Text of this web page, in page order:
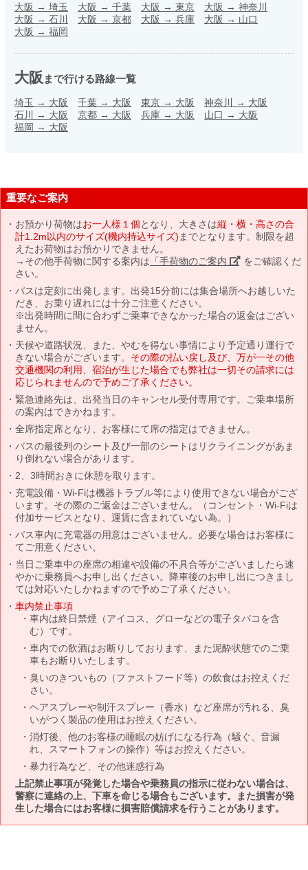
大阪 → 埼玉 大阪 → 千葉 大阪 → 東京 大阪 → 神奈川
大阪 → 石川 大阪 → 京都 大阪 → 兵庫 大阪 → 山口
大阪 → 福岡
大阪 まで行ける路線一覧
埼玉 → 大阪 千葉 → 大阪 東京 → 大阪 神奈川 → 大阪
石川 → 大阪 京都 → 大阪 兵庫 → 大阪 山口 → 大阪
福岡 → 大阪
重要なご案内
お預かり荷物はお一人様１個となり、大きさは縦・横・高さの合
計1.2m以内のサイズ(機内持込サイズ) までとなります。制限を超
えたお荷物はお預かりできません。
→その他手荷物に関する案内は 「手荷物のご案内」 をご確認くだ
さい。
バスは定刻に出発します。出発15分前には集合場所へお越しいた
だき、お乗り遅れには十分ご注意ください。
※出発時間に間に合わずご乗車できなかった場合の返金はござい
ません。
天候や道路状況、また、やむを得ない事情により予定通り運行で
きない場合がございます。 その際の払い戻し及び、万が一その他
交通機関の利用、宿泊が生じた場合でも弊社は一切その請求には
応じられませんので予めご了承ください。
緊急連絡先は、出発当日のキャンセル受付専用です。ご乗車場所
の案内はできかねます。
全席指定席となり、お客様にて席の指定はできません。
バスの最後列のシート及び一部のシートはリクライニングがあま
り倒れない場合があります。
2、3時間おきに休憩を取ります。
充電設備・Wi-Fiは機器トラブル等により使用できない場合がござ
います。その際のご返金はございません。（コンセント・Wi-Fiは
付加サービスとなり、運賃に含まれていない為。）
バス車内に充電器の用意はございません。必要な場合はお客様に
てご用意ください。
当日ご乗車中の座席の相違や設備の不具合等がございましたら速
やかに乗務員へお申し出ください。降車後のお申し出につきまし
ては対応いたしかねますので予めご了承ください。
車内禁止事項
車内は終日禁煙（アイコス、グローなどの電子タバコを含
む）です。
車内での飲酒はお断りしております、また泥酔状態でのご乗
車もお断りいたします。
臭いのきついもの（ファストフード等）の飲食はお控えくだ
さい。
ヘアスプレーや制汗スプレー（香水）など座席が汚れる、臭
いがつく製品の使用はお控えください。
消灯後、他のお客様の睡眠の妨げになる行為（騒ぐ、音漏
れ、スマートフォンの操作）等はお控えください。
暴力行為など、その他迷惑行為
上記禁止事項が発覚した場合や乗務員の指示に従わない場合は、
警察に連絡の上、下車を命じる場合もございます。また損害が発
生した場合にはお客様に損害賠償請求を行うことがあります。